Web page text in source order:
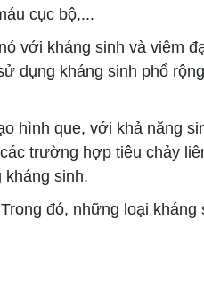
cục bộ,...
với kháng sinh và viêm
dụng kháng sinh phổ
hình que, với khả năng
trường hợp tiêu chảy
kháng sinh.
đó, những loại kháng